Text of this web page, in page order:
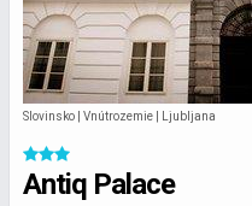
Slovinsko | Vnútrozemie | Ljubljana
Antiq Palace